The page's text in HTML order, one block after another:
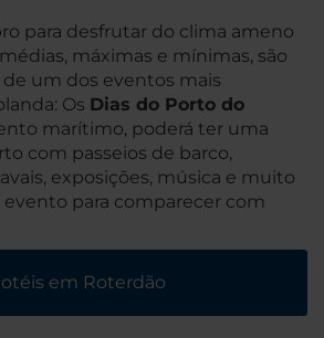
para desfrutar do clima ameno
máximas e mínimas, são
de um dos eventos mais
Os Dias do Porto do
marítimo, poderá ter uma
com passeios de barco,
exposições, música e muito
para comparecer com
em Roterdão